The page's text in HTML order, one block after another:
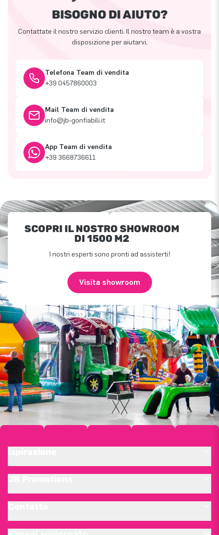
BISOGNO DI AIUTO?
Contattate il nostro servizio clienti. Il nostro team è a vostra
disposizione per aiutarvi.
Telefona Team di vendita
+39 0457860003
Mail Team di vendita
info@jb-gonfiabili.it
App Team di vendita
+39 3668736611
SCOPRI IL NOSTRO SHOWROOM
DI 1500 M2
I nostri esperti sono pronti ad assisterti!
Visita showroom